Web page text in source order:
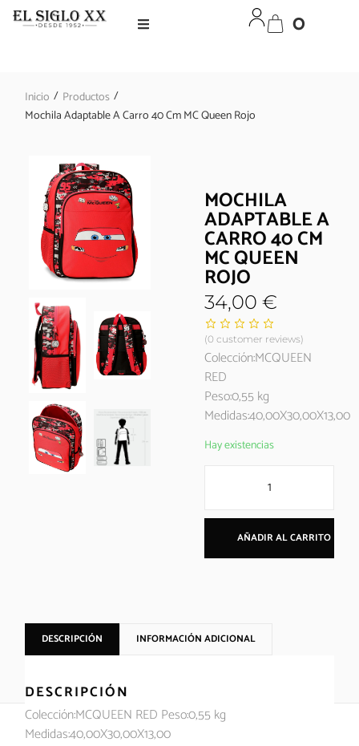
0
Inicio / Productos /
Mochila Adaptable A Carro 40 Cm MC Queen Rojo
MOCHILA
ADAPTABLE A
CARRO 40 CM
MC QUEEN
ROJO
34,00€
(0 customer reviews)
Colección:MCQUEEN
RED
Peso:0,55 kg
Medidas:40,00X30,00X13,00
Hay existencias
AÑADIR AL CARRITO
DESCRIPCIÓN INFORMACIÓN ADICIONAL
DESCRIPCIÓN
Colección:MCQUEEN RED Peso:0,55 kg
Medidas:40,00X30,00X13,00